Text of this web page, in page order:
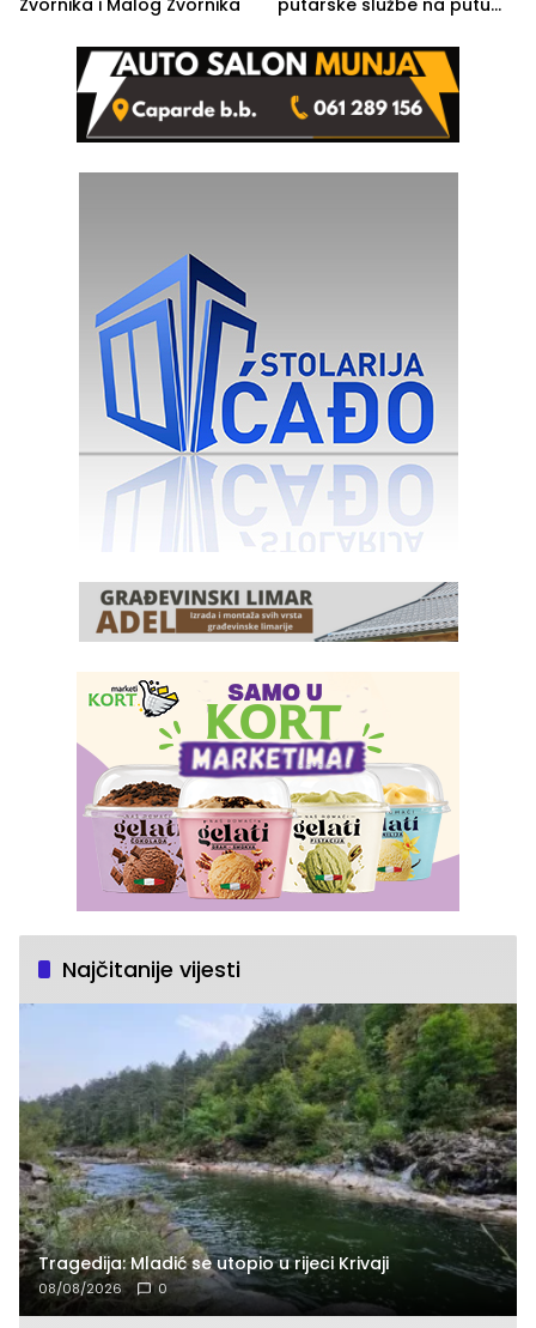
(FOTO)
Najčitanije vijesti
Tragedija: Mladić se utopio u rijeci Krivaji
08/08/2026 0